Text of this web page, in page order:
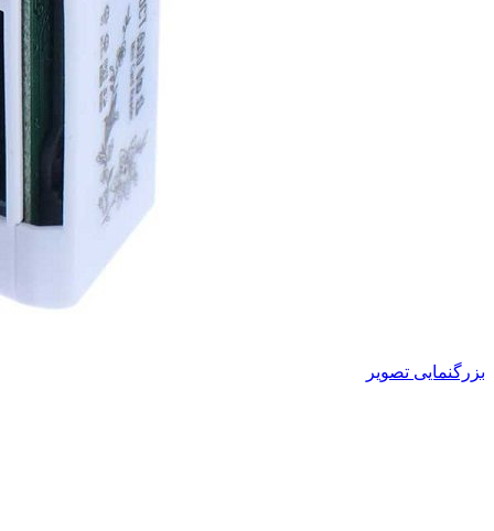
بزرگنمایی تصویر